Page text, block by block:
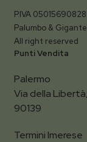
P.IVA 05015690828
Palumbo & Gigante
All right reserved
Punti Vendita
Palermo
Via della
90139
Termini Imerese